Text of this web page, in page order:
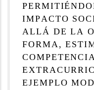
IMPACTO
ALLÁ DE LA
FORMA,
EJEMPLO